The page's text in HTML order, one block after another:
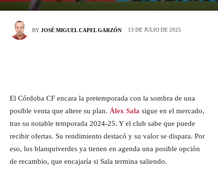
BY JOSÉ MIGUEL CAPEL GARZÓN 13 DE JULIO DE 2025
El Córdoba CF encara la pretemporada con la sombra de una
posible venta que altere su plan. Álex Sala sigue en el mercado,
tras su notable temporada 2024‑25. Y el club sabe que puede
recibir ofertas. Su rendimiento destacó y su valor se dispara. Por
eso, los blanquiverdes ya tienen en agenda una posible opción
de recambio, que encajaría si Sala termina saliendo.